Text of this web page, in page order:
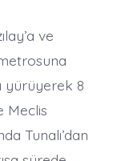
ve
yürüyerek 8
Meclis
Tunalı’dan